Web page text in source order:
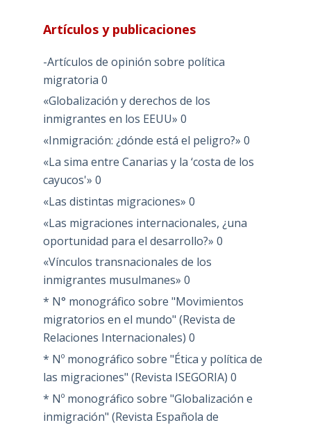
Artículos y publicaciones
-Artículos de opinión sobre política
migratoria 0
«Globalización y derechos de los
inmigrantes en los EEUU» 0
«Inmigración: ¿dónde está el peligro?» 0
«La sima entre Canarias y la ‘costa de los
cayucos'» 0
«Las distintas migraciones» 0
«Las migraciones internacionales, ¿una
oportunidad para el desarrollo?» 0
«Vínculos transnacionales de los
inmigrantes musulmanes» 0
* N° monográfico sobre "Movimientos
migratorios en el mundo" (Revista de
Relaciones Internacionales) 0
* Nº monográfico sobre "Ética y política de
las migraciones" (Revista ISEGORIA) 0
* Nº monográfico sobre "Globalización e
inmigración" (Revista Española de